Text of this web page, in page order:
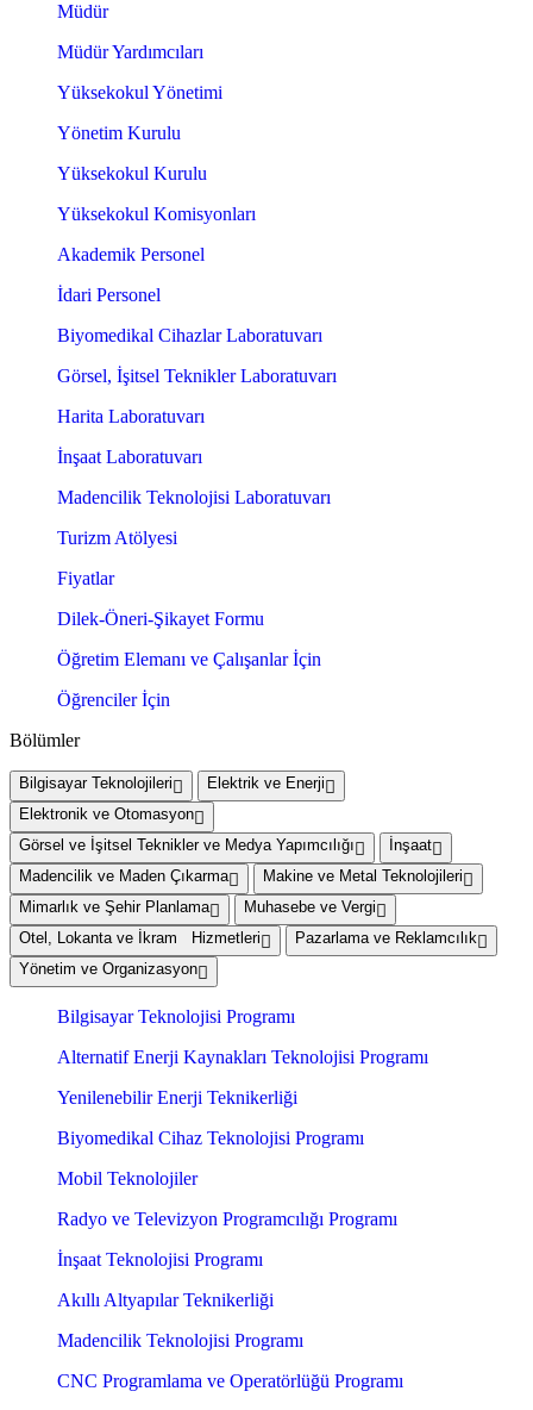
Müdür
Müdür Yardımcıları
Yüksekokul Yönetimi
Yönetim Kurulu
Yüksekokul Kurulu
Yüksekokul Komisyonları
Akademik Personel
İdari Personel
Biyomedikal Cihazlar Laboratuvarı
Görsel, İşitsel Teknikler Laboratuvarı
Harita Laboratuvarı
İnşaat Laboratuvarı
Madencilik Teknolojisi Laboratuvarı
Turizm Atölyesi
Fiyatlar
Dilek-Öneri-Şikayet Formu
Öğretim Elemanı ve Çalışanlar İçin
Öğrenciler İçin
Bölümler
Bilgisayar Teknolojileri
Elektrik ve Enerji
Elektronik ve Otomasyon
Görsel ve İşitsel Teknikler ve Medya Yapımcılığı
İnşaat
Madencilik ve Maden Çıkarma
Makine ve Metal Teknolojileri
Mimarlık ve Şehir Planlama
Muhasebe ve Vergi
Otel, Lokanta ve İkram Hizmetleri
Pazarlama ve Reklamcılık
Yönetim ve Organizasyon
Bilgisayar Teknolojisi Programı
Alternatif Enerji Kaynakları Teknolojisi Programı
Yenilenebilir Enerji Teknikerliği
Biyomedikal Cihaz Teknolojisi Programı
Mobil Teknolojiler
Radyo ve Televizyon Programcılığı Programı
İnşaat Teknolojisi Programı
Akıllı Altyapılar Teknikerliği
Madencilik Teknolojisi Programı
CNC Programlama ve Operatörlüğü Programı